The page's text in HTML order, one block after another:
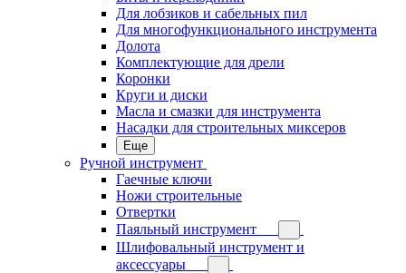
Для лобзиков и сабельных пил
Для многофункционального инструмента
Долота
Комплектующие для дрели
Коронки
Круги и диски
Масла и смазки для инструмента
Насадки для строительных миксеров
Еще
Ручной инструмент
Гаечные ключи
Ножи строительные
Отвертки
Паяльный инструмент
Шлифовальный инструмент и
аксессуары